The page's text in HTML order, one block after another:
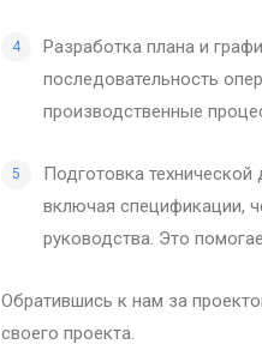
Разработка плана и
последовательность
производственные
Подготовка
включая спецификации,
руководства. Это
Обратившись к нам за
своего проекта.